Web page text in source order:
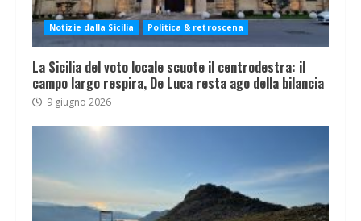
Notizie dalla Sicilia Politica & retroscena
La Sicilia del voto locale scuote il centrodestra: il
campo largo respira, De Luca resta ago della bilancia
9 giugno 2026